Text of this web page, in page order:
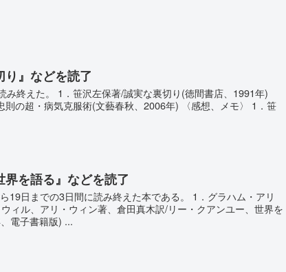
』などを読了
み終えた。 1．笹沢左保著/誠実な裏切り(徳間書店、1991年)
則の超・病気克服術(文藝春秋、2006年) 〈感想、メモ〉 1．笹
界を語る』などを読了
19日までの3日間に読み終えた本である。 1．グラハム・アリ
ィル、アリ・ウィン著、倉田真木訳/リー・クアンユー、世界を
電子書籍版) ...